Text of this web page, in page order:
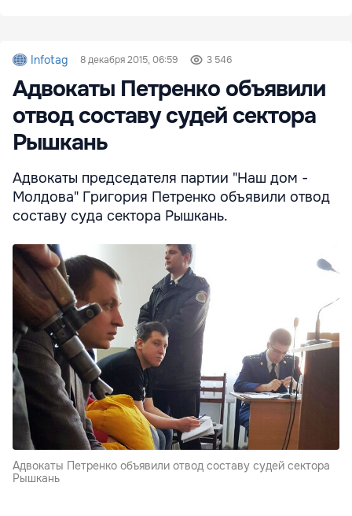
Infotag 8 декабря 2015, 06:59 3 546
Адвокаты Петренко объявили
отвод составу судей сектора
Рышкань
Адвокаты председателя партии "Наш дом -
Молдова" Григория Петренко объявили отвод
составу суда сектора Рышкань.
Адвокаты Петренко объявили отвод составу судей сектора
Рышкань